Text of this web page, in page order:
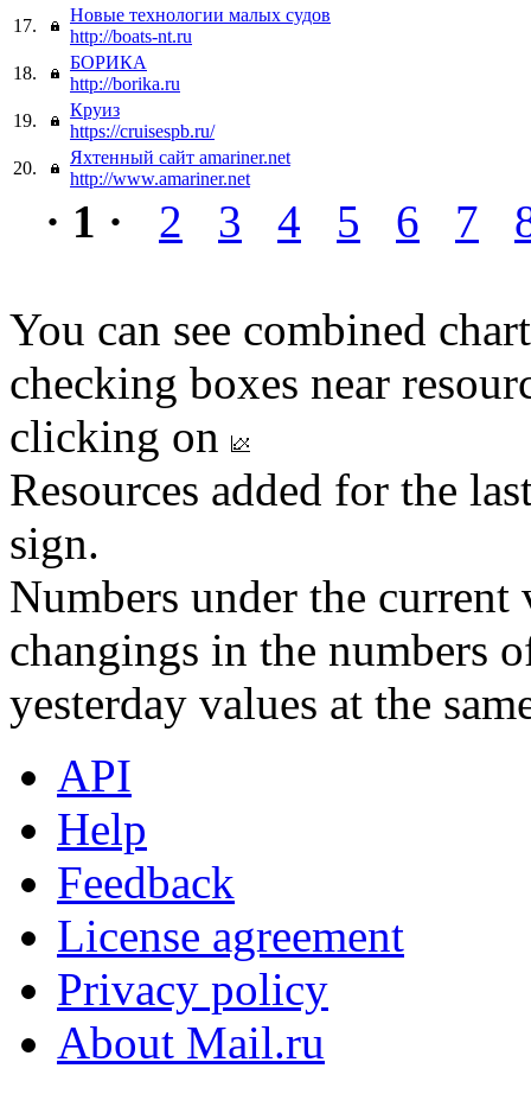
17.
Новые технологии малых судов
http://boats-nt.ru
18.
БОРИКА
http://borika.ru
19.
Круиз
https://cruisespb.ru/
20.
Яхтенный сайт amariner.net
http://www.amariner.net
· 1 · 2 3 4 5 6 7
You can see combined
checking boxes near
clicking on
Resources added for the
sign.
Numbers under the
changings in the numbers
yesterday values at the
API
Help
Feedback
License agreement
Privacy policy
About Mail.ru